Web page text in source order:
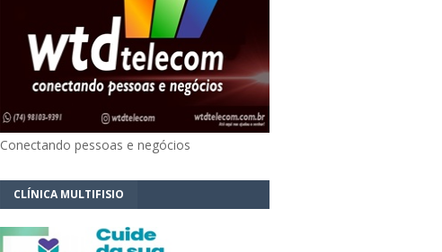
Conectando pessoas e negócios
CLÍNICA MULTIFISIO